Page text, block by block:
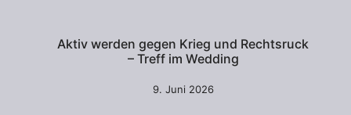
Aktiv werden gegen Krieg und Rechtsruck
– Treff im Wedding
9. Juni 2026